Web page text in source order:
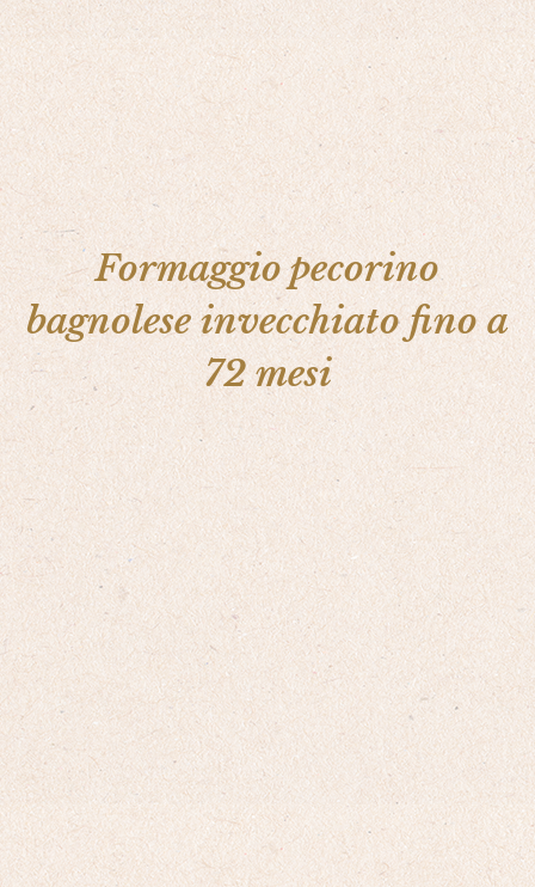
Formaggio pecorino
bagnolese invecchiato fino a
72 mesi